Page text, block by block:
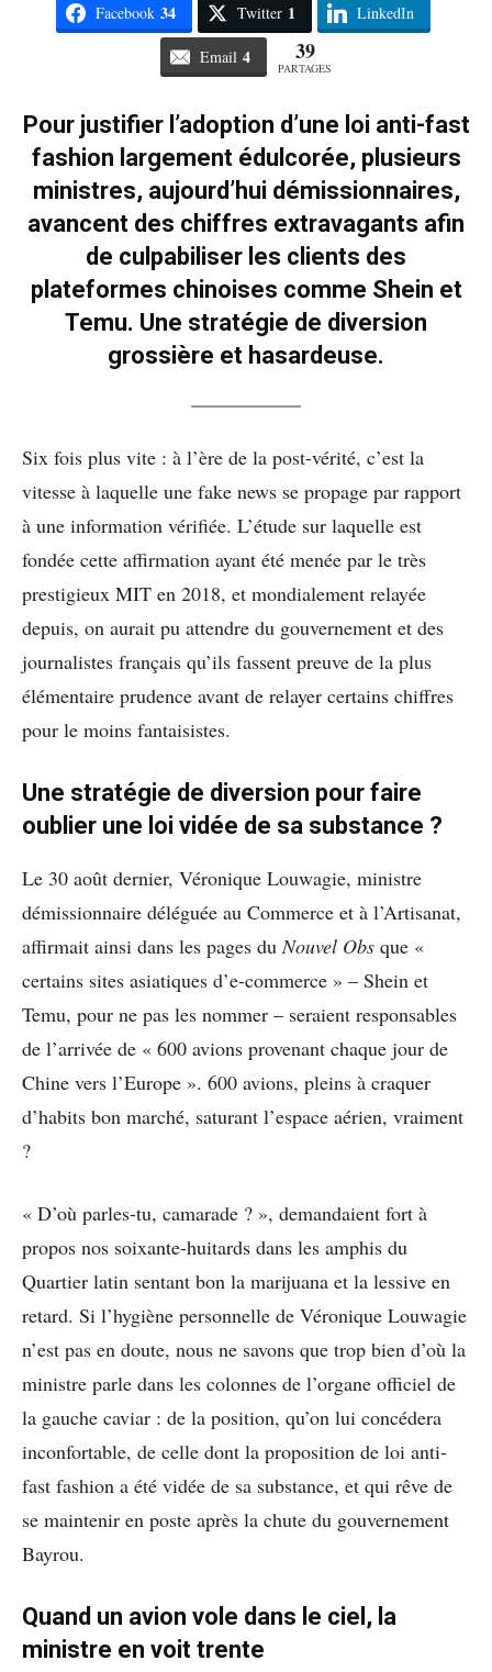
Facebook 34 Twitter 1 LinkedIn
Email 4 39
PARTAGES
Pour justifier l’adoption d’une loi anti-fast
fashion largement édulcorée, plusieurs
ministres, aujourd’hui démissionnaires,
avancent des chiffres extravagants afin
de culpabiliser les clients des
plateformes chinoises comme Shein et
Temu. Une stratégie de diversion
grossière et hasardeuse.
Six fois plus vite : à l’ère de la post-vérité, c’est la
vitesse à laquelle une fake news se propage par rapport
à une information vérifiée. L’étude sur laquelle est
fondée cette affirmation ayant été menée par le très
prestigieux MIT en 2018, et mondialement relayée
depuis, on aurait pu attendre du gouvernement et des
journalistes français qu’ils fassent preuve de la plus
élémentaire prudence avant de relayer certains chiffres
pour le moins fantaisistes.
Une stratégie de diversion pour faire
oublier une loi vidée de sa substance ?
Le 30 août dernier, Véronique Louwagie, ministre
démissionnaire déléguée au Commerce et à l’Artisanat,
affirmait ainsi dans les pages du Nouvel Obs que «
certains sites asiatiques d’e-commerce » – Shein et
Temu, pour ne pas les nommer – seraient responsables
de l’arrivée de « 600 avions provenant chaque jour de
Chine vers l’Europe ». 600 avions, pleins à craquer
d’habits bon marché, saturant l’espace aérien, vraiment
?
« D’où parles-tu, camarade ? », demandaient fort à
propos nos soixante-huitards dans les amphis du
Quartier latin sentant bon la marijuana et la lessive en
retard. Si l’hygiène personnelle de Véronique Louwagie
n’est pas en doute, nous ne savons que trop bien d’où la
ministre parle dans les colonnes de l’organe officiel de
la gauche caviar : de la position, qu’on lui concédera
inconfortable, de celle dont la proposition de loi anti-
fast fashion a été vidée de sa substance, et qui rêve de
se maintenir en poste après la chute du gouvernement
Bayrou.
Quand un avion vole dans le ciel, la
ministre en voit trente